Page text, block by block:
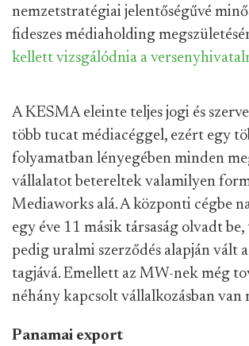
nemzetstratégiai jelentőségűvé
fideszes médiaholding
kellett vizsgálódnia a
A KESMA eleinte teljes jogi és
több tucat médiacéggel, ezért egy
folyamatban lényegében minden
vállalatot betereltek valamilyen
Mediaworks alá. A központi cégbe
egy éve 11 másik társaság olvadt
pedig uralmi szerződés alapján vált
tagjává. Emellett az MW-nek még
néhány kapcsolt vállalkozásban van
Panamai export